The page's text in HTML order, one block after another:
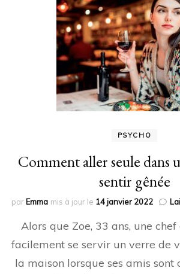
PSYCHO
Comment aller seule dans
sentir gênée
par Emma mis à jour le 14 janvier 2022
Alors que Zoe, 33 ans, une
facilement se servir un verre de
la maison lorsque ses amis sont